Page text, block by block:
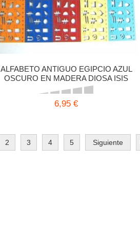
ALFABETO ANTIGUO EGIPCIO AZUL
OSCURO EN MADERA DIOSA ISIS
27,5X7 CMS
6,95 €
2 3 4 5 Siguiente